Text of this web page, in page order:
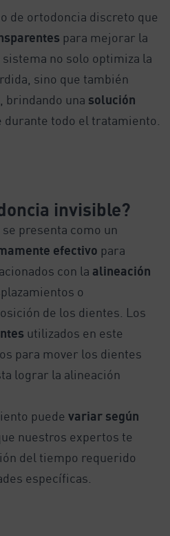
de ortodoncia discreto que
para mejorar la
no solo optimiza la
sino que también
brindando una solución
durante todo el tratamiento.
invisible?
presenta como un
efectivo para
con la alineación
o
de los dientes. Los
utilizados en este
para mover los dientes
lograr la alineación
puede variar según
nuestros expertos te
del tiempo requerido
específicas.